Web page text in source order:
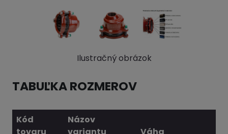
Ilustračný obrázok
TABUĽKA ROZMEROV
Kód
Názov